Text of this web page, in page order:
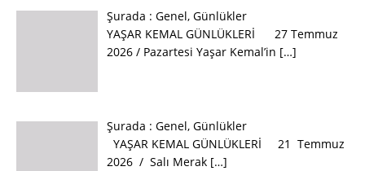
Şurada : Genel, Günlükler
YAŞAR KEMAL GÜNLÜKLERİ 27 Temmuz
2026 / Pazartesi Yaşar Kemal’in […]
Şurada : Genel, Günlükler
YAŞAR KEMAL GÜNLÜKLERİ 21 Temmuz
2026 / Salı Merak […]